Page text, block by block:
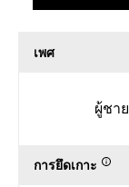
เพศ
ผู้ชาย
การยึดเกาะ